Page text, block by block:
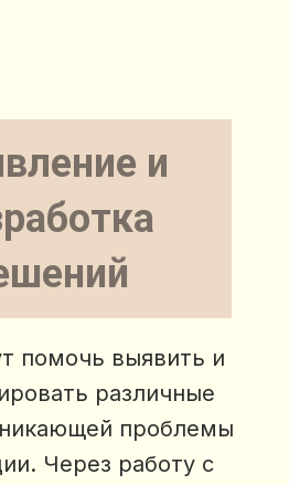
и
помочь выявить и
различные
проблемы
Через работу с